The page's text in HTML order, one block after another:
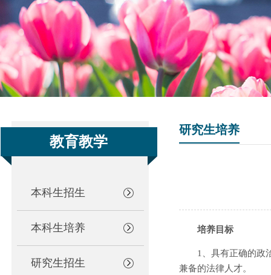
教育教学
本科生招生
本科生培养
研究生招生
研究生培养
培养目标
1、具有正确的政
兼备的法律人才。